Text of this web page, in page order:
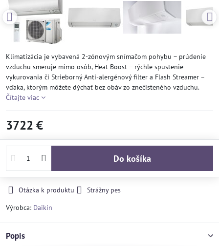
Klimatizácia je vybavená 2-zónovým snímačom pohybu – prúdenie
vzduchu smeruje mimo osôb, Heat Boost – rýchle spustenie
vykurovania či Strieborný Anti-alergénový filter a Flash Streamer –
vďaka, ktorým môžete dýchať bez obáv zo znečisteného vzduchu.
Čítajte viac
3722 €
Do košíka
Otázka k produktu
Strážny pes
Výrobca: Daikin
Popis